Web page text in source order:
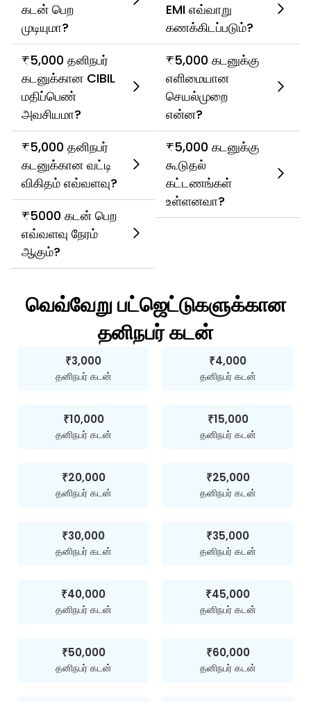
கடன் பெற
முடியுமா?
₹5,000 தனிநபர்
கடனுக்கான CIBIL
மதிப்பெண்
அவசியமா?
₹5,000 தனிநபர்
கடனுக்கான வட்டி
விகிதம் எவ்வளவு?
₹5000 கடன் பெற
எவ்வளவு நேரம்
ஆகும்?
EMI எவ்வாறு
கணக்கிடப்படும்?
₹5,000 கடனுக்கு
எளிமையான
செயல்முறை
என்ன?
₹5,000 கடனுக்கு
கூடுதல்
கட்டணங்கள்
உள்ளனவா?
வெவ்வேறு பட்ஜெட்டுகளுக்கான
தனிநபர் கடன்
₹3,000
தனிநபர் கடன்
₹4,000
தனிநபர் கடன்
₹10,000
தனிநபர் கடன்
₹15,000
தனிநபர் கடன்
₹20,000
தனிநபர் கடன்
₹25,000
தனிநபர் கடன்
₹30,000
தனிநபர் கடன்
₹35,000
தனிநபர் கடன்
₹40,000
தனிநபர் கடன்
₹45,000
தனிநபர் கடன்
₹50,000
தனிநபர் கடன்
₹60,000
தனிநபர் கடன்